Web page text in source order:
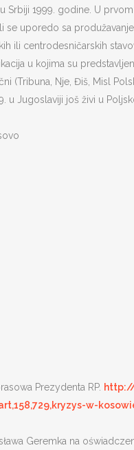
Srbiji 1999. godine. U
uporedo sa
ili centrodesničarskih
u kojima su
(Tribuna, Nje, Điš, Misl
u Jugoslaviji još živi u
Prezydenta RP.
w-
Geremka na